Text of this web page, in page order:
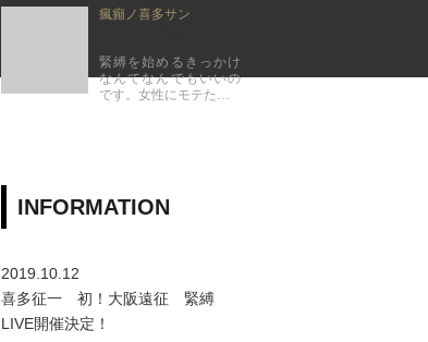
瘋癲ノ喜多サン
緊縛を始めるきっかけ
なんてなんでもいいの
です。女性にモテた…
INFORMATION
2019.10.12
喜多征一 初！大阪遠征 緊縛
LIVE開催決定！